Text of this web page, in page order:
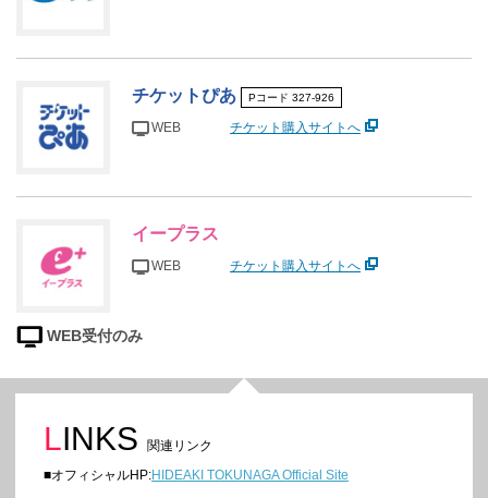
チケットぴあ Pコード 327-926
WEB チケット購入サイトへ
イープラス
WEB チケット購入サイトへ
WEB受付のみ
LINKS
関連リンク
■オフィシャルHP:HIDEAKI TOKUNAGA Official Site